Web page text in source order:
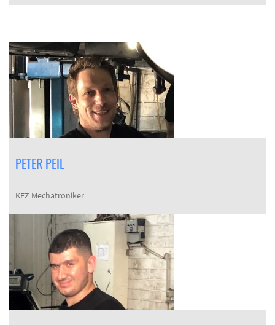
PETER PEIL
KFZ Mechatroniker